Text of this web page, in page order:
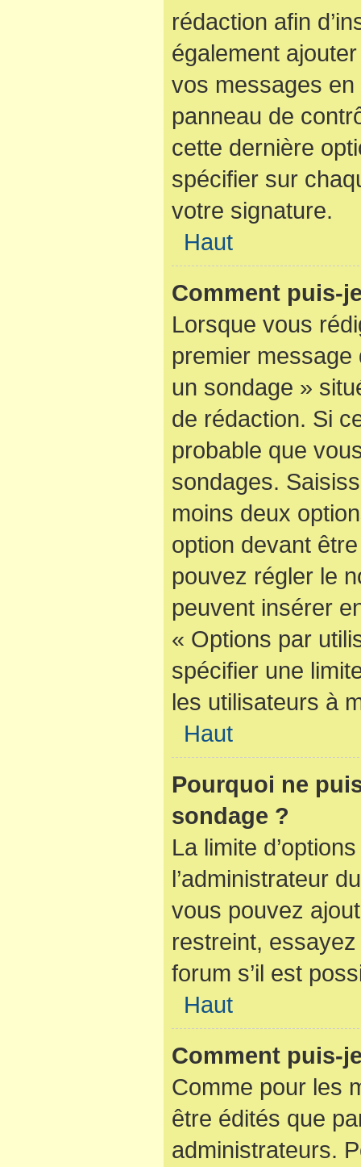
rédaction afin
également
vos messages
panneau de
cette dernière
spécifier sur
votre signature.
Haut
Comment puis-
Lorsque vous
premier message
un sondage »
de rédaction. Si
probable que
sondages.
moins deux
option devant
pouvez régler le
peuvent insérer
« Options par
spécifier une
les utilisateurs à
Haut
Pourquoi ne
sondage ?
La limite
l’administrateur
vous pouvez
restreint,
forum s’il est
Haut
Comment puis-
Comme pour les
être édités que
administrateurs.